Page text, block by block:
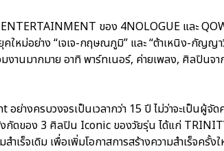
ของ 4NOLOGUE และ
คใหม่อย่าง “เจเจ-กฤษณภูมิ” และ “ต้าเหนิง-กัญ
านมากมาย อาทิ พาร์ทเนอร์, ค่ายเพลง, ศิลปินจ
ย่างครบวงจรเป็นเวลากว่า 15 ปี ไม่ว่าจะเป็นผู้จั
กัดของ 3 ศิลปิน Iconic ของวัยรุ่น ได้แก่
เร็จเดิม เพื่อเพิ่มโอกาสการสร้างความสำเร็จครั้ง